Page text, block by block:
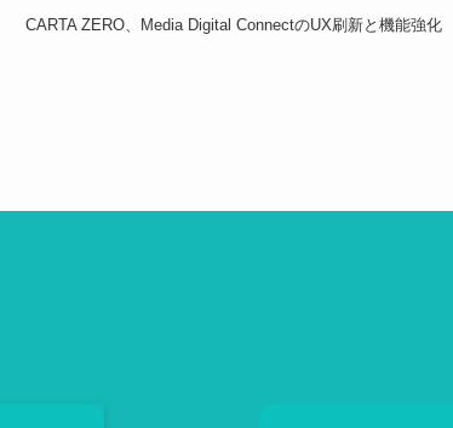
CARTA ZERO、Media Digital ConnectのUX刷新と機能強化